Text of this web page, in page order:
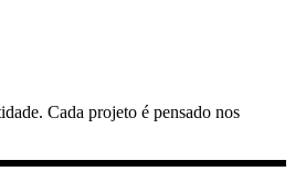
Cada projeto é pensado nos